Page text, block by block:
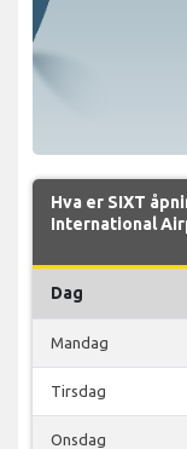
Hva er SIXT
International
Dag
Mandag
Tirsdag
Onsdag